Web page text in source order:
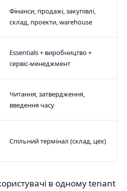
Фінанси, продажі, закупівлі,
склад, проекти, warehouse
Essentials + виробництво +
сервіс-менеджмент
Читання, затвердження,
введення часу
Спільний термінал (склад, цех)
в одному tenant